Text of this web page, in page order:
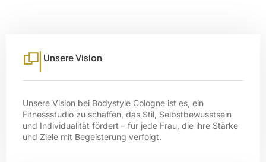
Unsere Vision
Unsere Vision bei Bodystyle Cologne ist es, ein
Fitnessstudio zu schaffen, das Stil, Selbstbewusstsein
und Individualität fördert – für jede Frau, die ihre Stärke
und Ziele mit Begeisterung verfolgt.